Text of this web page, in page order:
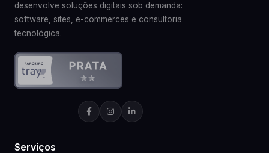
desenvolve soluções digitais sob demanda:
software, sites, e-commerces e consultoria
tecnológica.
Serviços